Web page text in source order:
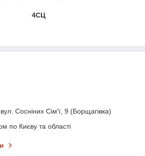
4СЦ
Сосніних Сім'ї, 9 (Борщагівка)
по Києву та області